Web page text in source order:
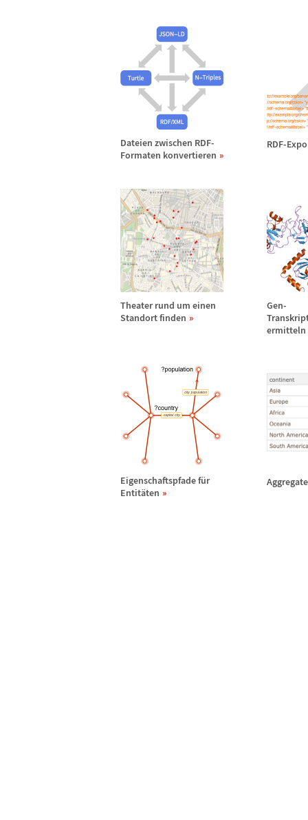
Dateien zwischen RDF-
Formaten konvertieren
RDF-
Theater rund um einen
Standort finden
Gen-
ermitteln
Eigenschaftspfade für
Entitäten